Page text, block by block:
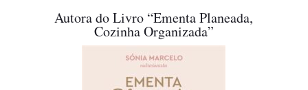
Autora do Livro “Ementa Planeada,
Cozinha Organizada”